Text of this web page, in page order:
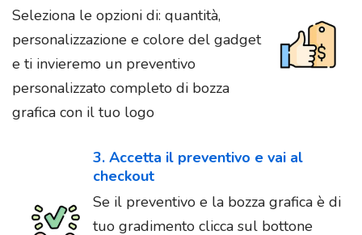
Seleziona le opzioni di: quantità,
personalizzazione e colore del gadget
e ti invieremo un preventivo
personalizzato completo di bozza
grafica con il tuo logo
3. Accetta il preventivo e vai al
checkout
Se il preventivo e la bozza grafica è di
tuo gradimento clicca sul bottone